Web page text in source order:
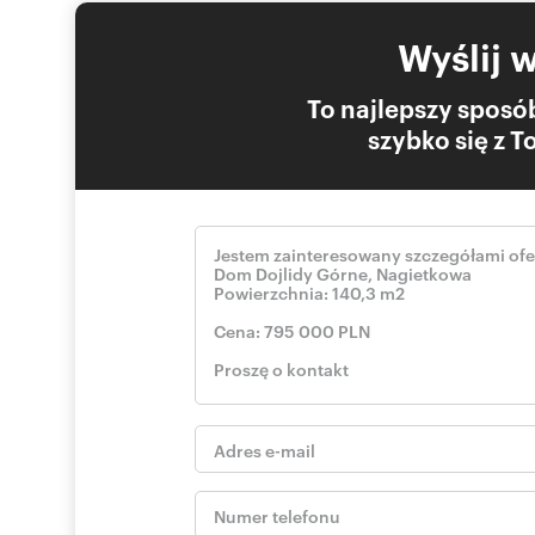
Numer oferty: 817/10281/ODS
Wyślij
To najlepszy
szybko się z